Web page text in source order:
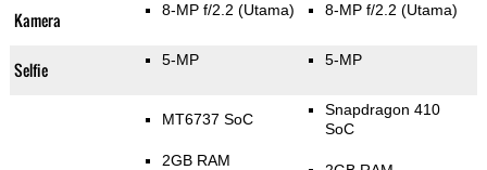
Kamera 8-MP f/2.2 (Utama) 8-MP f/2.2 (Utama)
Selfie 5-MP 5-MP
MT6737 SoC
2GB RAM
Snapdragon 410
SoC